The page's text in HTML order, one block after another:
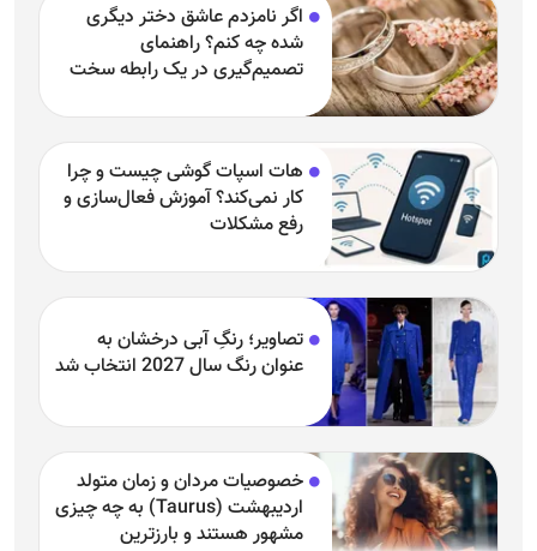
اگر نامزدم عاشق دختر دیگری
شده چه کنم؟ راهنمای
تصمیم‌گیری در یک رابطه سخت
هات اسپات گوشی چیست و چرا
کار نمی‌کند؟ آموزش فعال‌سازی و
رفع مشکلات
تصاویر؛ رنگِ آبی درخشان به
عنوان رنگ سال 2027 انتخاب شد
خصوصیات مردان و زمان متولد
اردیبهشت (Taurus) به چه چیزی
مشهور هستند و بارزترین